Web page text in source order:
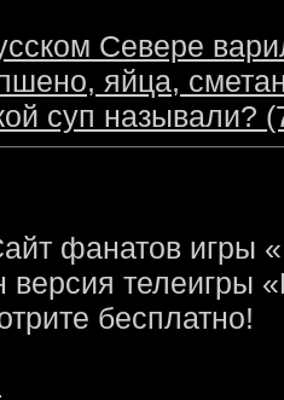
Севере
яйца,
суп называли?
фанатов игры
телеигры
бесплатно!